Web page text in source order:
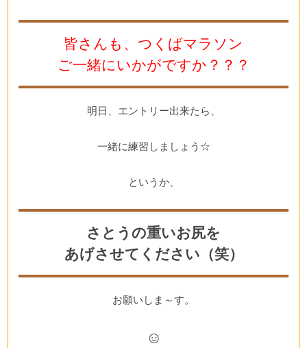
皆さんも、つくばマラソン
ご一緒にいかがですか？？？
明日、エントリー出来たら、
一緒に練習しましょう☆
というか、
さとうの重いお尻を
あげさせてください（笑）
お願いしま～す。
☺